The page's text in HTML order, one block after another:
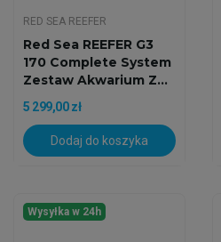
RED SEA REEFER
Red Sea REEFER G3
170 Complete System
Zestaw Akwarium Z...
5 299,00 zł
Dodaj do koszyka
Wysyłka w 24h